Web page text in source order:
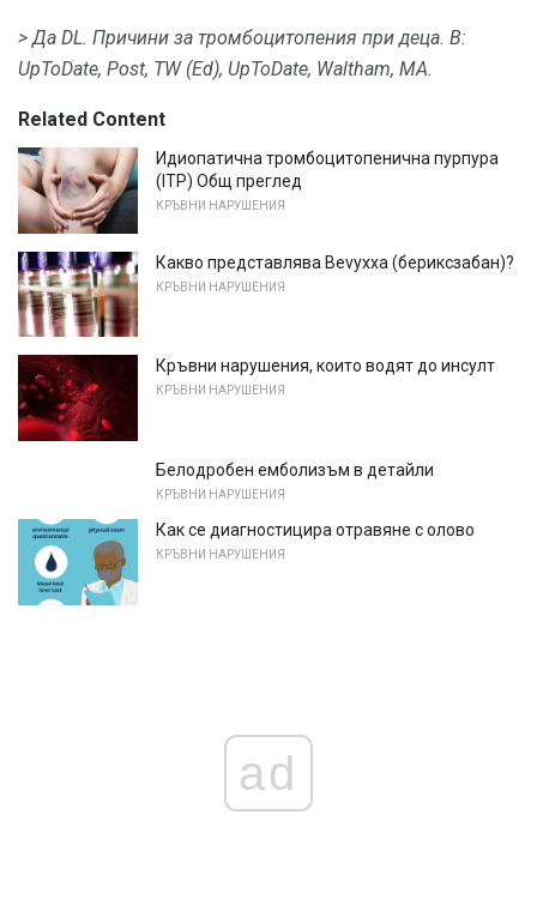
> Да DL. Причини за тромбоцитопения при деца. В:
UpToDate, Post, TW (Ed), UpToDate, Waltham, MA.
Related Content
Идиопатична тромбоцитопенична пурпура
(ITP) Общ преглед
КРЪВНИ НАРУШЕНИЯ
Какво представлява Bevyxxa (бериксзабан)?
КРЪВНИ НАРУШЕНИЯ
Кръвни нарушения, които водят до инсулт
КРЪВНИ НАРУШЕНИЯ
Белодробен емболизъм в детайли
КРЪВНИ НАРУШЕНИЯ
Как се диагностицира отравяне с олово
КРЪВНИ НАРУШЕНИЯ
ad